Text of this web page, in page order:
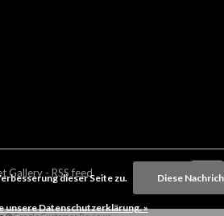
Gallery - RSS feed
dieser Seite zu. Diese
Datenschutzerklärung. »